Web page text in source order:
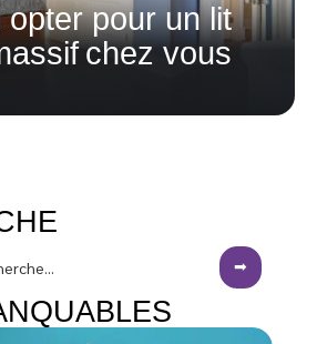
opter pour un lit
chez vous